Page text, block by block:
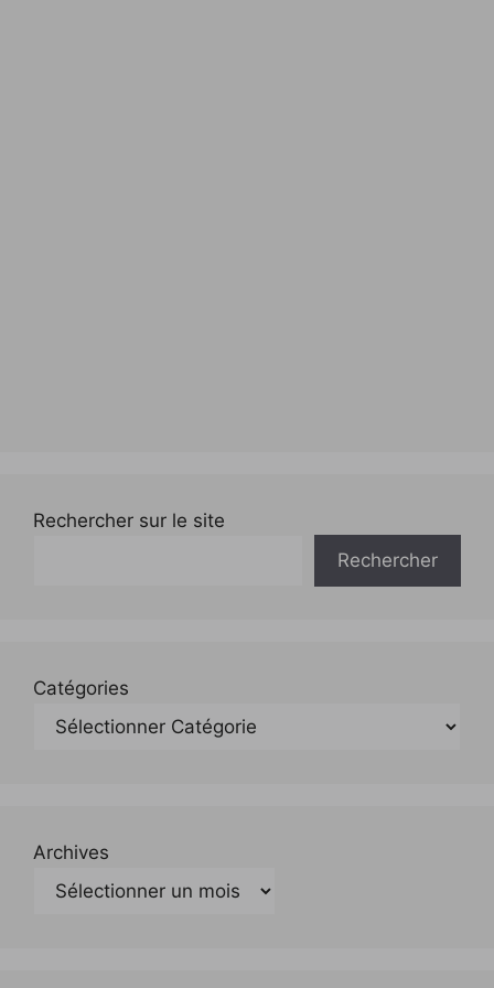
Rechercher sur le site
Rechercher
Catégories
Archives